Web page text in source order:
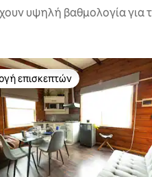
υψηλή βαθμολογία
5 στα 5, 15 κριτικές
επισκεπτών
επισκεπτών